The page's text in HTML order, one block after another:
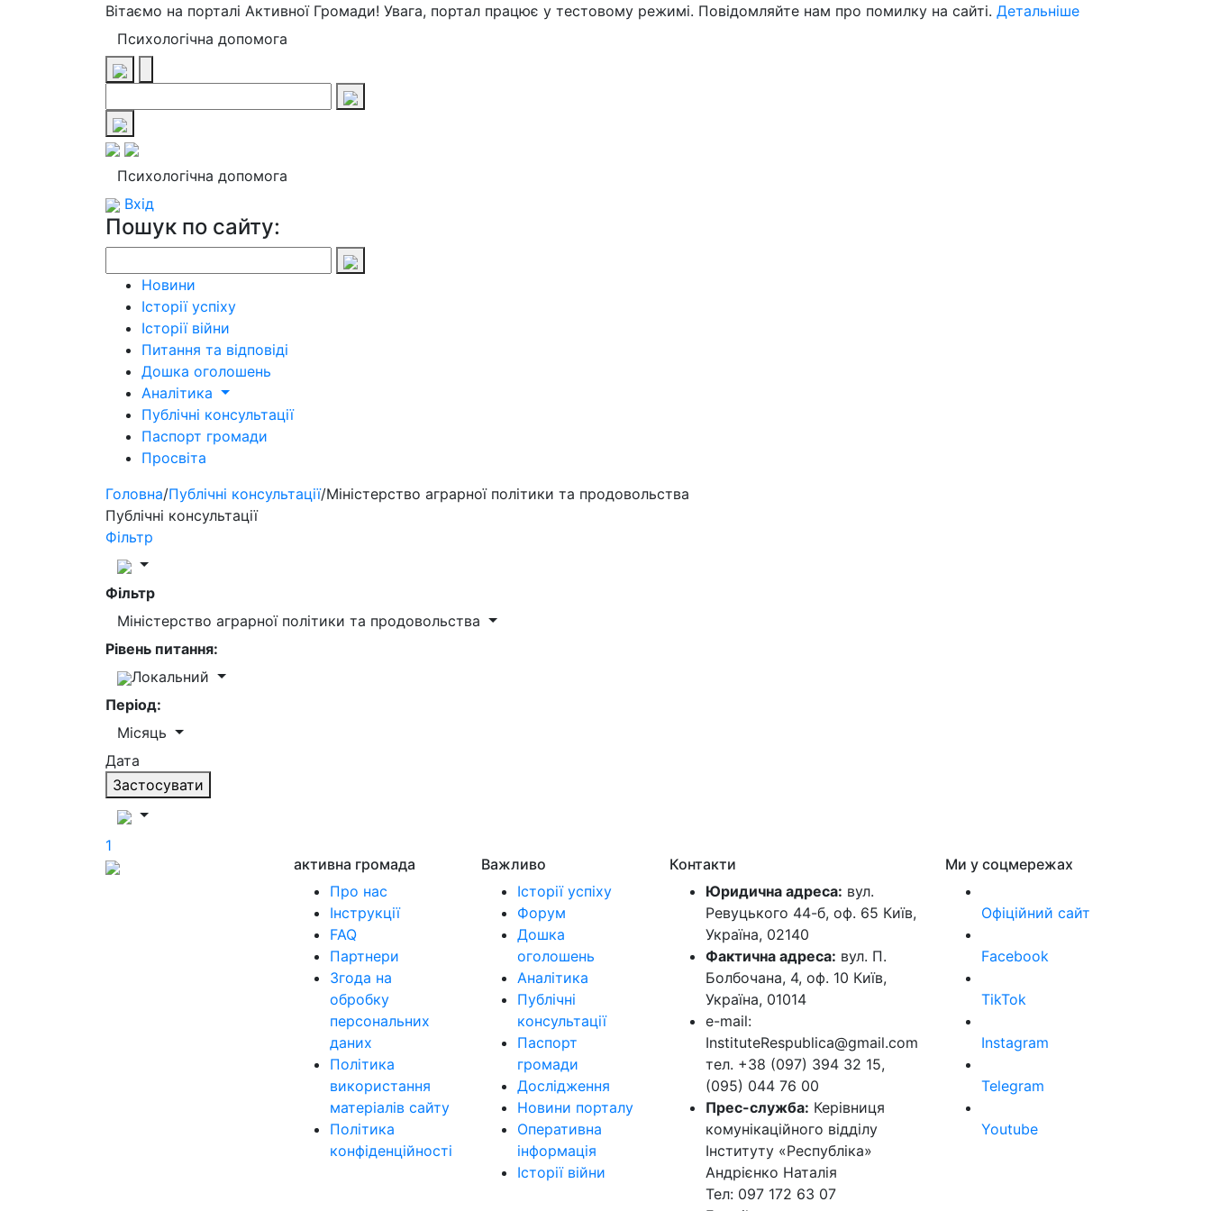
Вітаємо на порталі Активної Громади! Увага, портал працює у тестовому режимі. Повідомляйте нам про помилку на сайті. Детальніше
Психологічна допомога
Психологічна допомога
Вхід
Пошук по сайту:
Новини
Історії успіху
Історії війни
Питання та відповіді
Дошка оголошень
Аналітика
Публічні консультації
Паспорт громади
Просвіта
Головна/Публічні консультації/Міністерство аграрної політики та продовольства
Публічні консультації
Фільтр
Фільтр
Міністерство аграрної політики та продовольства
Рівень питання:
Локальний
Період:
Місяць
Дата
Застосувати
1
активна громада
Про нас
Інструкції
FAQ
Партнери
Згода на
обробку
персональних
даних
Політика
використання
матеріалів сайту
Політика
конфіденційності
Важливо
Історії успіху
Форум
Дошка
оголошень
Аналітика
Публічні
консультації
Паспорт
громади
Дослідження
Новини порталу
Оперативна
інформація
Історії війни
Контакти
Юридична адреса: вул.
Ревуцького 44-б, оф. 65 Київ,
Україна, 02140
Фактична адреса: вул. П.
Болбочана, 4, оф. 10 Київ,
Україна, 01014
e-mail:
InstituteRespublica@gmail.com
тел. +38 (097) 394 32 15,
(095) 044 76 00
Прес-служба: Керівниця
комунікаційного відділу
Інституту «Республіка»
Андрієнко Наталія
Тел: 097 172 63 07
Ми у соцмережах
Офіційний сайт
Facebook
TikTok
Instagram
Telegram
Youtube